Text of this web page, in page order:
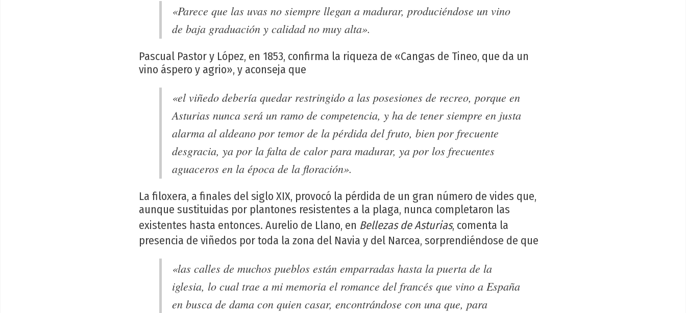
«Parece que las uvas no siempre llegan a madurar, produciéndose un vino
de baja graduación y calidad no muy alta».
Pascual Pastor y López, en 1853, confirma la riqueza de «Cangas de Tineo, que da un
vino áspero y agrio», y aconseja que
«el viñedo debería quedar restringido a las posesiones de recreo, porque en
Asturias nunca será un ramo de competencia, y ha de tener siempre en justa
alarma al aldeano por temor de la pérdida del fruto, bien por frecuente
desgracia, ya por la falta de calor para madurar, ya por los frecuentes
aguaceros en la época de la floración».
La filoxera, a finales del siglo XIX, provocó la pérdida de un gran número de vides que,
aunque sustituidas por plantones resistentes a la plaga, nunca completaron las
existentes hasta entonces. Aurelio de Llano, en Bellezas de Asturias, comenta la
presencia de viñedos por toda la zona del Navia y del Narcea, sorprendiéndose de que
«las calles de muchos pueblos están emparradas hasta la puerta de la
iglesia, lo cual trae a mi memoria el romance del francés que vino a España
en busca de dama con quien casar, encontrándose con una que, para